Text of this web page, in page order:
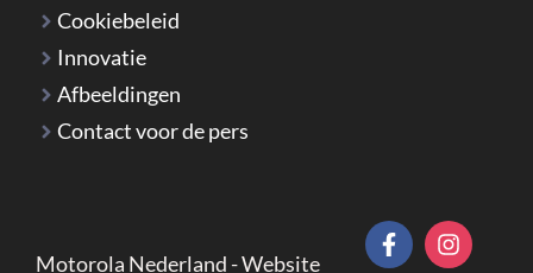
Cookiebeleid
Innovatie
Afbeeldingen
Contact voor de pers
Motorola Nederland - Website